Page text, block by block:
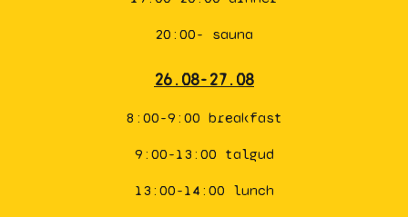
20:00- sauna
26.08-27.08
8:00-9:00 breakfast
9:00-13:00 talgud
13:00-14:00 lunch